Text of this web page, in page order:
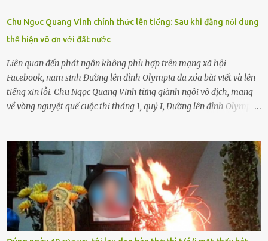
để được giúp đỡ thì có thể sẽ bỏ lỡ cơ hội và gặp nguy hiểm. Trẻ con
có biết gì đâu Nhiều người cứ coi trẻ còn nhỏ nên dù có phạm sai
lầm, thì họ cũng không trách mắng. Nhưng nếu người lớn tuổi
không dạy con cẩn...
Chu Ngọc Quang Vinh chính thức lên tiếng: Sau khi đăng nội dung
thể hiện vô ơn với đất nước
Liên quan đến phát ngôn không phù hợp trên mạng xã hội
Facebook, nam sinh Đường lên đỉnh Olympia đã xóa bài viết và lên
tiếng xin lỗi. Chu Ngọc Quang Vinh từng giành ngôi vô địch, mang
về vòng nguyệt quế cuộc thi tháng 1, quý I, Đường lên đỉnh Olympia.
chưa phù hợp, gây xôn xao, bức xúc trong dư luận. Ngay sau đó,
Trường THPT Chuyên Nguyễn Tất Thành báo cáo xác nhận tài
khoản Chu Vinh là của học sinh Chu Ngọc Quang Vinh, lớp 12 Anh
của nhà trường. Nam sinh này từng giành ngôi vô địch, mang về
vòng nguyệt quế cuộc thi tháng 1, quý I, Đường lên đỉnh Olympia
năm thứ 24. Quá trình giáo dục, học sinh Chu Ngọc Quang Vinh đã
nhận thức được nội dung bài viết của bản thân trên mạng xã hội